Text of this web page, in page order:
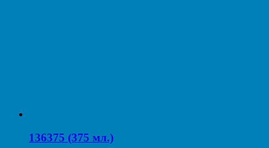
136375 (375 мл.)